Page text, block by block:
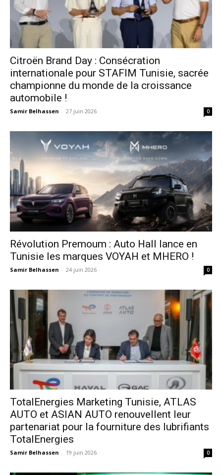
Citroën Brand Day : Consécration
internationale pour STAFIM Tunisie, sacrée
championne du monde de la croissance
automobile !
Samir Belhassen - 27 juin 2026 0
Révolution Premoum : Auto Hall lance en
Tunisie les marques VOYAH et MHERO !
Samir Belhassen - 24 juin 2026 0
TotalEnergies Marketing Tunisie, ATLAS
AUTO et ASIAN AUTO renouvellent leur
partenariat pour la fourniture des lubrifiants
TotalEnergies
Samir Belhassen - 19 juin 2026 0